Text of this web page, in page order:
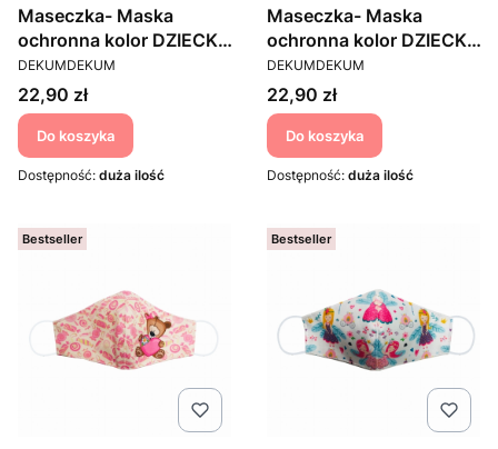
Maseczka- Maska
ochronna kolor DZIECKO
2
PRODUCENT
DEKUMDEKUM
Cena
22,90 zł
Do koszyka
Dostępność: duża ilość
Maseczka- Maska
ochronna kolor DZIECKO
4
PRODUCENT
DEKUMDEKUM
Cena
22,90 zł
Do koszyka
Dostępność: duża ilość
Bestseller Bestseller